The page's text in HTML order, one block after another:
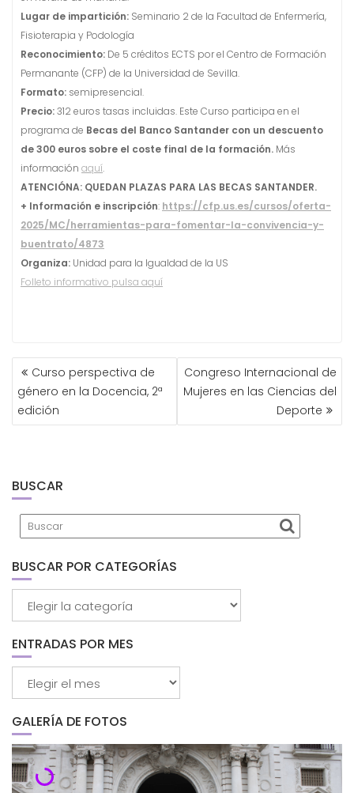
Lugar de impartición: Seminario 2 de la Facultad de Enfermería,
Fisioterapia y Podología
Reconocimiento: De 5 créditos ECTS por el Centro de Formación
Permanante (CFP) de la Universidad de Sevilla.
Formato: semipresencial.
Precio:312 euros tasas incluidas. Este Curso participa en el
programa de Becas del Banco Santander con un descuento
de 300 euros sobre el coste final de la formación. Más
información aquí.
ATENCIÓNA: QUEDAN PLAZAS PARA LAS BECAS SANTANDER.
+ Información e inscripción: https://cfp.us.es/cursos/oferta-
2025/MC/herramientas-para-fomentar-la-convivencia-y-
buentrato/4873
Organiza: Unidad para la Igualdad de la US
Folleto informativo pulsa aquí
NAVEGACIÓN
DE
ENTRADAS
Curso perspectiva de
género en la Docencia, 2ª
edición
Congreso Internacional de
Mujeres en las Ciencias del
Deporte
BUSCAR
BUSCAR POR CATEGORÍAS
ENTRADAS POR MES
GALERÍA DE FOTOS